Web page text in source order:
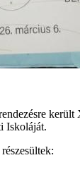
Iskoláját.